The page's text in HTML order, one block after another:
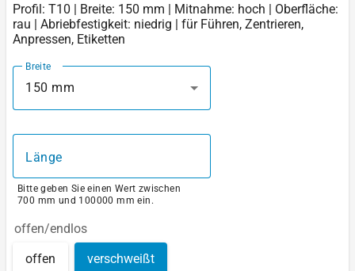
Profil: T10 | Breite: 150 mm | Mitnahme: hoch | Oberfläche:
rau | Abriebfestigkeit: niedrig | für Führen, Zentrieren,
Anpressen, Etiketten
Breite
150 mm
Länge
Bitte geben Sie einen Wert zwischen
700 mm und 100000 mm ein.
offen/endlos
offen verschweißt